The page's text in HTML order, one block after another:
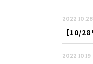
2022.10.28
【10/
2022.10.19